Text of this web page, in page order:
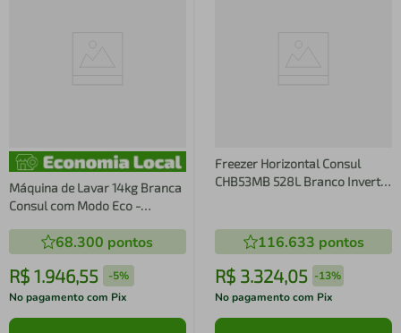
Máquina de Lavar 14kg Branca
Consul com Modo Eco -
68.300 pontos
R$ 1.946,55 -5%
No pagamento com Pix
Freezer Horizontal Consul
CHB53MB 528L Branco Inverter
116.633 pontos
R$ 3.324,05 -13%
No pagamento com Pix